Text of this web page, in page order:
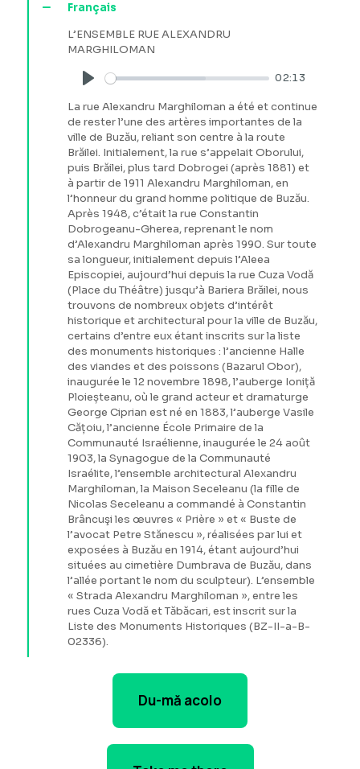
Français
L’ENSEMBLE RUE ALEXANDRU
MARGHILOMAN
Play
02:13
La rue Alexandru Marghiloman a été et continue
de rester l’une des artères importantes de la
ville de Buzău, reliant son centre à la route
Brăilei. Initialement, la rue s’appelait Oborului,
puis Brăilei, plus tard Dobrogei (après 1881) et
à partir de 1911 Alexandru Marghiloman, en
l’honneur du grand homme politique de Buzău.
Après 1948, c’était la rue Constantin
Dobrogeanu-Gherea, reprenant le nom
d’Alexandru Marghiloman après 1990. Sur toute
sa longueur, initialement depuis l’Aleea
Episcopiei, aujourd’hui depuis la rue Cuza Vodă
(Place du Théâtre) jusqu’à Bariera Brăilei, nous
trouvons de nombreux objets d’intérêt
historique et architectural pour la ville de Buzău,
certains d’entre eux étant inscrits sur la liste
des monuments historiques : l’ancienne Halle
des viandes et des poissons (Bazarul Obor),
inaugurée le 12 novembre 1898, l’auberge Ioniță
Ploieșteanu, où le grand acteur et dramaturge
George Ciprian est né en 1883, l’auberge Vasile
Cățoiu, l’ancienne École Primaire de la
Communauté Israélienne, inaugurée le 24 août
1903, la Synagogue de la Communauté
Israélite, l’ensemble architectural Alexandru
Marghiloman, la Maison Seceleanu (la fille de
Nicolas Seceleanu a commandé à Constantin
Brâncuşi les œuvres « Prière » et « Buste de
l’avocat Petre Stănescu », réalisées par lui et
exposées à Buzău en 1914, étant aujourd’hui
situées au cimetière Dumbrava de Buzău, dans
l’allée portant le nom du sculpteur). L’ensemble
« Strada Alexandru Marghiloman », entre les
rues Cuza Vodă et Tăbăcari, est inscrit sur la
Liste des Monuments Historiques (BZ-II-a-B-
02336).
Du-mă acolo